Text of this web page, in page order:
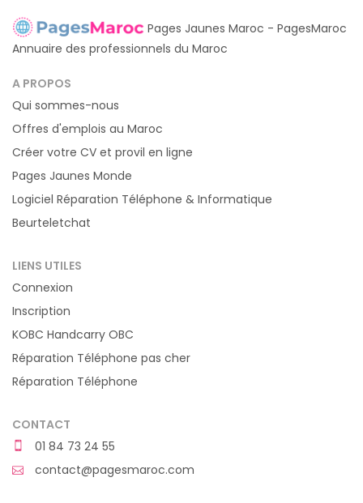
Pages Jaunes Maroc - PagesMaroc
Annuaire des professionnels du Maroc
A PROPOS
Qui sommes-nous
Offres d'emplois au Maroc
Créer votre CV et provil en ligne
Pages Jaunes Monde
Logiciel Réparation Téléphone & Informatique
Beurteletchat
LIENS UTILES
Connexion
Inscription
KOBC Handcarry OBC
Réparation Téléphone pas cher
Réparation Téléphone
CONTACT
01 84 73 24 55
contact@pagesmaroc.com